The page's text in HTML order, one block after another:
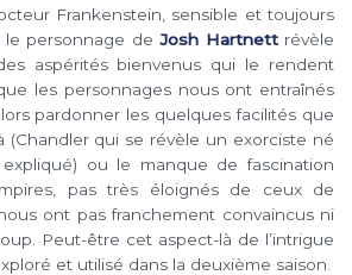
Frankenstein, sensible et toujours
le personnage deJosh Hartnettrévèle
aspérités bienvenus qui le rendent
les personnages nous ont entraînés
pardonner les quelques facilités que
(Chandler qui se révèle un exorciste né
ou le manque de fascination
pas très éloignés de ceux de
ont pas franchement convaincus ni
Peut-être cet aspect-là de l’intrigue
et utilisé dans la deuxième saison.